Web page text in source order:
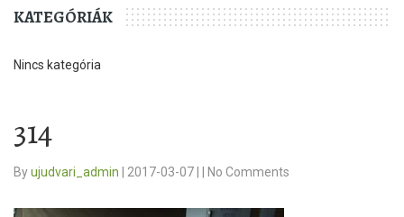
KATEGÓRIÁK
Nincs kategória
314
Byujudvari_admin 2017-03-07 No Comments